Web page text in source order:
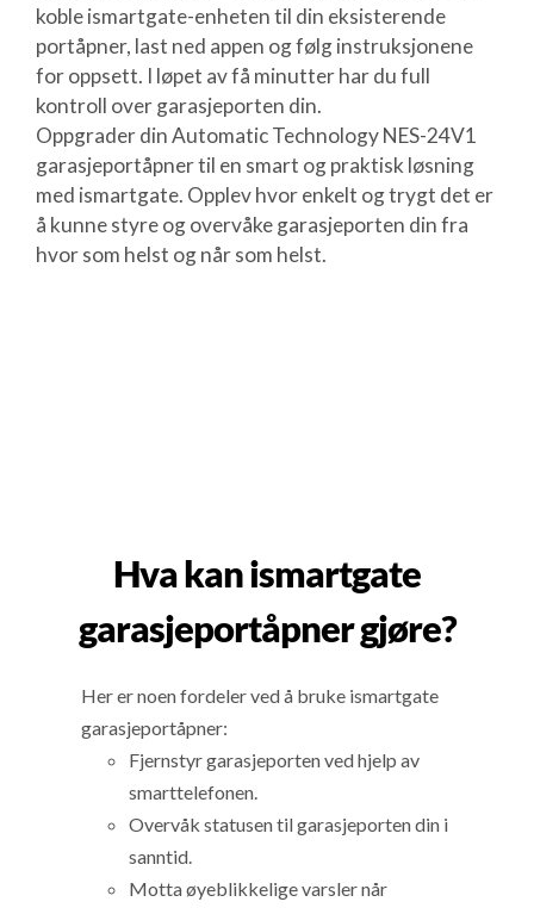
koble ismartgate-enheten til din eksisterende
portåpner, last ned appen og følg instruksjonene
for oppsett. I løpet av få minutter har du full
kontroll over garasjeporten din.
Oppgrader din Automatic Technology NES-24V1
garasjeportåpner til en smart og praktisk løsning
med ismartgate. Opplev hvor enkelt og trygt det er
å kunne styre og overvåke garasjeporten din fra
hvor som helst og når som helst.
Hva kan ismartgate
garasjeportåpner gjøre?
Her er noen fordeler ved å bruke ismartgate
garasjeportåpner:
Fjernstyr garasjeporten ved hjelp av
smarttelefonen.
Overvåk statusen til garasjeporten din i
sanntid.
Motta øyeblikkelige varsler når